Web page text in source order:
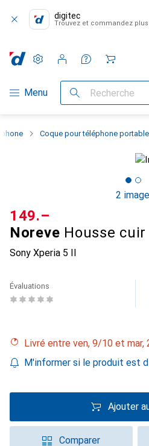
digitec
Trouvez et commandez plus
Navigation par catégorie
Menu Recherche
Paramètres
Compte client
Listes de comparaison
Listes d'envies
Panier
Coque pour téléphone portable
2
Noreve Housse
Sony Xperia 5 II
CHF
149.–
Évaluations
Livré entre ven, 9/10 et mar,
M'informer si le produit est
Ajouter
Comparer